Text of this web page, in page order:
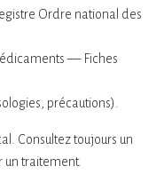
Ordre national des
— Fiches
précautions).
Consultez toujours un
un traitement.